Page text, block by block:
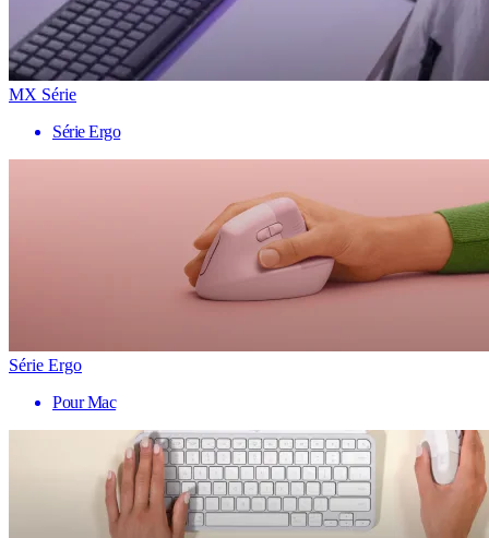
MX Série
Série Ergo
Série Ergo
Pour Mac